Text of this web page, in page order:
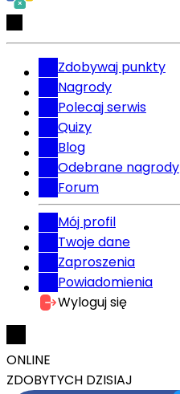
Zdobywaj punkty
Nagrody
Polecaj serwis
Quizy
Blog
Odebrane nagrody
Forum
Mój profil
Twoje dane
Zaproszenia
Powiadomienia
Wyloguj się
ONLINE
ZDOBYTYCH DZISIAJ